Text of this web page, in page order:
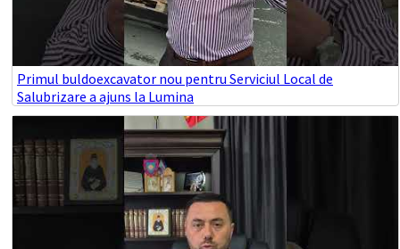
Primul buldoexcavator nou pentru Serviciul Local de
Salubrizare a ajuns la Lumina